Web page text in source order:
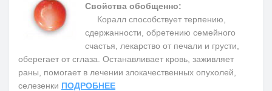
Свойства обобщенно:
Коралл способствует терпению,
сдержанности, обретению семейного
счастья, лекарство от печали и грусти,
оберегает от сглаза. Останавливает кровь, заживляет
раны, помогает в лечении злокачественных опухолей,
селезенки ПОДРОБНЕЕ